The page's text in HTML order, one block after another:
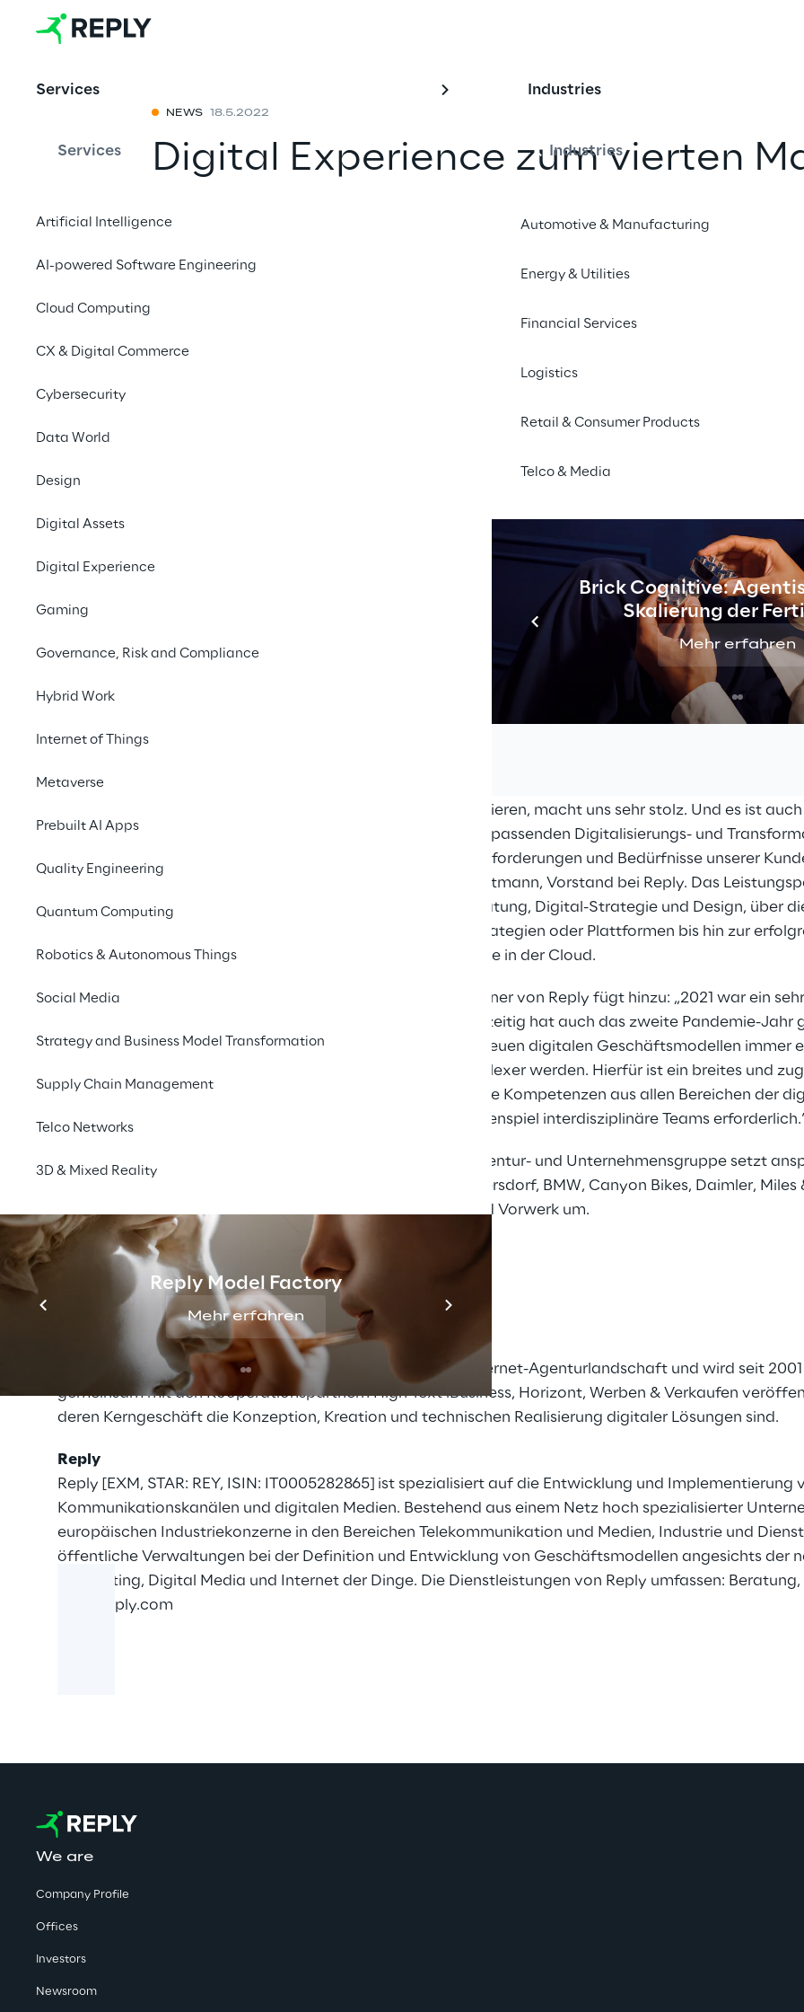
Services
Services
Artificial Intelligence
AI-powered Software Engineering
Cloud Computing
CX & Digital Commerce
Cybersecurity
Data World
Design
Digital Assets
Digital Experience
Gaming
Governance, Risk and Compliance
Hybrid Work
Internet of Things
Metaverse
Prebuilt AI Apps
Quality Engineering
Quantum Computing
Robotics & Autonomous Things
Social Media
Strategy and Business Model Transformation
Supply Chain Management
Telco Networks
3D & Mixed Reality
Reply Model Factory
Mehr erfahren
Industries
Industries
Automotive & Manufacturing
Energy & Utilities
Financial Services
Logistics
Retail & Consumer Products
Telco & Media
Brick Cognitive:
Skalierung der
Mehr erfahren
NEWS 18.5.2022
Digital Experience zum vierten
und Unternehmensgruppe vom
BVDW ausgezeichnet
Diese Anerkennung zeigt die Fähigkeit der Reply – Digital Experience,
gepaart mit kreativen Agenturleistungen und den richtigen Customer-
anzubieten. Darüber hinaus verzeichnete Reply – Digital Experience im
Geschäftsjahr ein Plus in Umsatz und Mitarbeiterzahl, was auf ein
Wachstum sowie auf die Akquisition von Comwrap zurückzuführen ist, ein
Digital Experience-Plattformen spezialisiertes Unternehmen mit Sitz in
„Um eine ganzheitliche Digital Experience-Strategie umzusetzen, ist das
Marketing und Technologie, herausragende kreative Ideen und ein tiefes
das BVDW-Umsatzranking dominieren, macht uns sehr stolz. Und es ist
wir als relevanter Partner mit den passenden Digitalisierungs- und
bereit sind, die komplexen Herausforderungen und Bedürfnisse unserer
bedienen", erklärt Dr. Thomas Hartmann, Vorstand bei Reply. Das
Digital Experience reicht von Beratung, Digital-Strategie und Design, über
digitalen Produkten, Marketingstrategien oder Plattformen bis hin zur
der Digital Experience-Technologie in der Cloud.
Thorben Fasching, Executive Partner von Reply fügt hinzu: „2021 war ein
Reply –Digital Experience. Gleichzeitig hat auch das zweite Pandemie-Jahr
Transformationsprozesse hin zu neuen digitalen Geschäftsmodellen immer
Digital Experience-Projekte komplexer werden. Hierfür ist ein breites und
Expertenwissen, hochspezialisierte Kompetenzen aus allen Bereichen der
Transformation und das Zusammenspiel interdisziplinäre Teams
Die Reply – Digital Experience Agentur- und Unternehmensgruppe setzt
für Unternehmen wie Adidas, Beiersdorf, BMW, Canyon Bikes, Daimler, Miles
Sport, Vodafone, Volkswagen und Vorwerk um.
Über das BVDW Internetagentur-Ranking
Das Ranking gilt als Branchenbarometer der deutschen Internet-Agenturlandschaft und wird seit
gemeinsam mit den Kooperationspartnern High Text iBusiness, Horizont, Werben & Verkaufen
deren Kerngeschäft die Konzeption, Kreation und technischen Realisierung digitaler Lösungen sind.
Reply
Reply [EXM, STAR: REY, ISIN: IT0005282865] ist spezialisiert auf die Entwicklung und
Kommunikationskanälen und digitalen Medien. Bestehend aus einem Netz hoch spezialisierter
europäischen Industriekonzerne in den Bereichen Telekommunikation und Medien, Industrie und
öffentliche Verwaltungen bei der Definition und Entwicklung von Geschäftsmodellen angesichts der
Computing, Digital Media und Internet der Dinge. Die Dienstleistungen von Reply umfassen:
www.reply.com
We are
Company Profile
Offices
Investors
Newsroom